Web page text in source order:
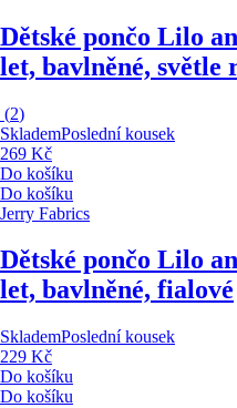
Dětské pončo Lilo
let, bavlněné, světle
(2)
SklademPoslední kousek
269 Kč
Do košíku
Do košíku
Jerry Fabrics
Dětské pončo Lilo
let, bavlněné, fialové
SklademPoslední kousek
229 Kč
Do košíku
Do košíku